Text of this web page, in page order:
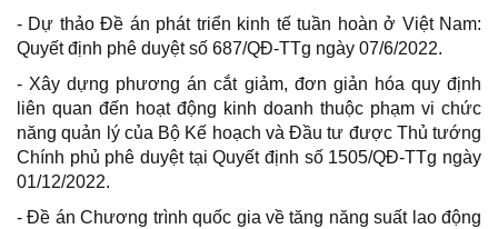
- Dự thảo Đề án phát triển kinh tế tuần hoàn ở Việt Nam:
Quyết định phê duyệt số 687/QĐ-TTg ngày 07/6/2022.
- Xây dựng phương án cắt giảm, đơn giản hóa quy định
liên quan đến hoạt động kinh doanh thuộc phạm vi chức
năng quản lý của Bộ Kế hoạch và Đầu tư được Thủ tướng
Chính phủ phê duyệt tại Quyết định số 1505/QĐ-TTg ngày
01/12/2022.
- Đề án Chương trình quốc gia về tăng năng suất lao động